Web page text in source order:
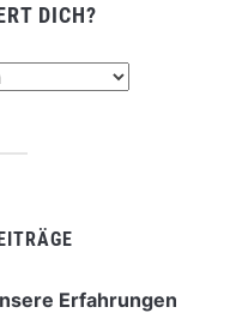
DICH?
Erfahrungen